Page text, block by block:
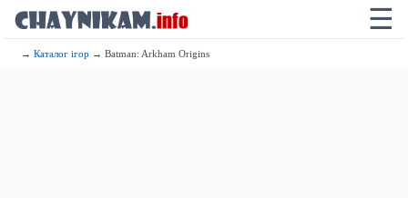
☰
→Каталог ігор → Batman: Arkham Origins